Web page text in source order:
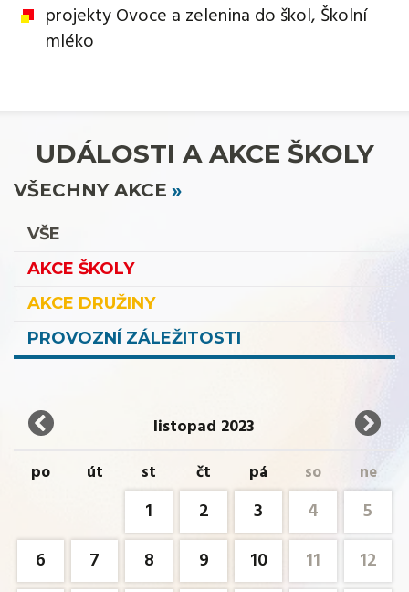
projekty Ovoce a zelenina do škol, Školní
mléko
UDÁLOSTI A AKCE ŠKOLY
VŠECHNY AKCE
VŠE
AKCE ŠKOLY
AKCE DRUŽINY
PROVOZNÍ ZÁLEŽITOSTI
listopad 2023
po út st čt pá so ne
1 2 3 4
5
6
7 8 9 10 11
12